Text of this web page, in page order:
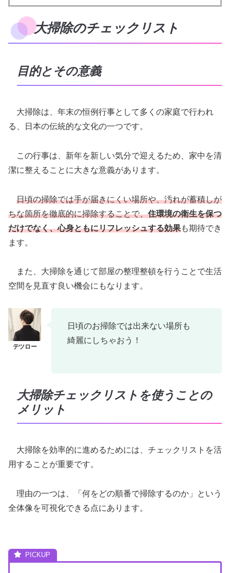
大掃除のチェックリスト
目的とその意義
大掃除は、年末の恒例行事として多くの家庭で行われ
る、日本の伝統的な文化の一つです。
この行事は、新年を新しい気分で迎えるため、家中を清
潔に整えることに大きな意義があります。
日頃の掃除では手が届きにくい場所や、汚れが蓄積しが
ちな箇所を徹底的に掃除することで、住環境の衛生を保つ
だけでなく、心身ともにリフレッシュする効果も期待でき
ます。
また、大掃除を通じて部屋の整理整頓を行うことで生活
空間を見直す良い機会にもなります。
日頃のお掃除では出来ない場所も
綺麗にしちゃおう！
大掃除チェックリストを使うことの
メリット
大掃除を効率的に進めるためには、チェックリストを活
用することが重要です。
理由の一つは、「何をどの順番で掃除するのか」という
全体像を可視化できる点にあります。